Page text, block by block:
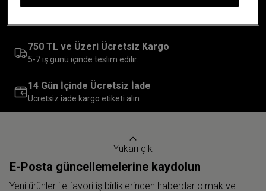
İlk Alışverişine Özel %10 İndirim
750 TL ve Üzeri Ücretsiz Kargo
5-7 iş günü içinde teslim edilir.
14 Gün İçinde Ücretsiz İade
Ücretsiz iade kargo etiketi alın
Yukarı çık
E-Posta güncellemelerine kaydolun
Yeni ürünler ile favori iş birliklerinden haberdar olmak ve